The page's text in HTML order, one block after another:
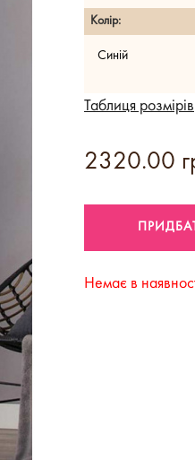
Колір:
Синій
Таблиця розмірів
2320.00
Немає в